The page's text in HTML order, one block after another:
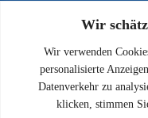
Wir
Wir verwenden
personalisierte
Datenverkehr zu
klicken, stimmen